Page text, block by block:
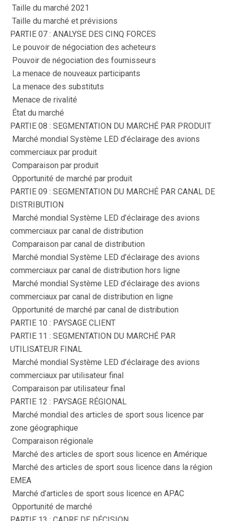
 Taille du marché 2021
 Taille du marché et prévisions
PARTIE 07 : ANALYSE DES CINQ FORCES
 Le pouvoir de négociation des acheteurs
 Pouvoir de négociation des fournisseurs
 La menace de nouveaux participants
 La menace des substituts
 Menace de rivalité
 État du marché
PARTIE 08 : SEGMENTATION DU MARCHÉ PAR PRODUIT
 Marché mondial Système LED d’éclairage des avions
commerciaux par produit
 Comparaison par produit
 Opportunité de marché par produit
PARTIE 09 : SEGMENTATION DU MARCHÉ PAR CANAL DE
DISTRIBUTION
 Marché mondial Système LED d’éclairage des avions
commerciaux par canal de distribution
 Comparaison par canal de distribution
 Marché mondial Système LED d’éclairage des avions
commerciaux par canal de distribution hors ligne
 Marché mondial Système LED d’éclairage des avions
commerciaux par canal de distribution en ligne
 Opportunité de marché par canal de distribution
PARTIE 10 : PAYSAGE CLIENT
PARTIE 11 : SEGMENTATION DU MARCHÉ PAR
UTILISATEUR FINAL
 Marché mondial Système LED d’éclairage des avions
commerciaux par utilisateur final
 Comparaison par utilisateur final
PARTIE 12 : PAYSAGE RÉGIONAL
 Marché mondial des articles de sport sous licence par
zone géographique
 Comparaison régionale
 Marché des articles de sport sous licence en Amérique
 Marché des articles de sport sous licence dans la région
EMEA
 Marché d’articles de sport sous licence en APAC
 Opportunité de marché